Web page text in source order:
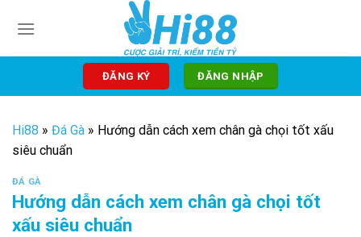
ĐĂNG KÝ ĐĂNG NHẬP
Hi88 » Đá Gà » Hướng dẫn cách xem chân gà chọi tốt xấu
siêu chuẩn
ĐÁ GÀ
Hướng dẫn cách xem chân gà chọi tốt
xấu siêu chuẩn